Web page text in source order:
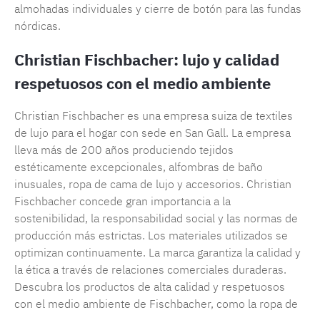
almohadas individuales y cierre de botón para las fundas
nórdicas.
Christian Fischbacher: lujo y calidad
respetuosos con el medio ambiente
Christian Fischbacher es una empresa suiza de textiles
de lujo para el hogar con sede en San Gall. La empresa
lleva más de 200 años produciendo tejidos
estéticamente excepcionales, alfombras de baño
inusuales, ropa de cama de lujo y accesorios. Christian
Fischbacher concede gran importancia a la
sostenibilidad, la responsabilidad social y las normas de
producción más estrictas. Los materiales utilizados se
optimizan continuamente. La marca garantiza la calidad y
la ética a través de relaciones comerciales duraderas.
Descubra los productos de alta calidad y respetuosos
con el medio ambiente de Fischbacher, como la ropa de